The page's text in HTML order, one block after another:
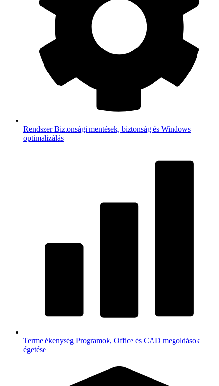
RendszerBiztonsági mentések, biztonság és Windows
optimalizálás
Termelékenység Programok, Office és CAD megoldások
égetése